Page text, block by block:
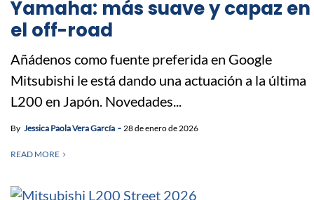
Yamaha: más suave y capaz en
el off-road
Añádenos como fuente preferida en Google
Mitsubishi le está dando una actuación a la última
L200 en Japón. Novedades...
By Jessica Paola Vera García 28 de enero de 2026
READ MORE